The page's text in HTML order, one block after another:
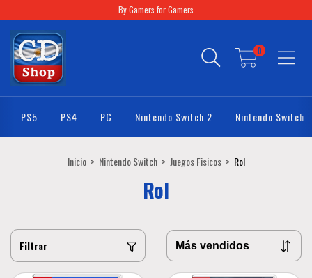
By Gamers for Gamers
0
PS5 PS4 PC Nintendo Switch 2 Nintendo Switch
Inicio > Nintendo Switch > Juegos Fisicos > Rol
Rol
Filtrar